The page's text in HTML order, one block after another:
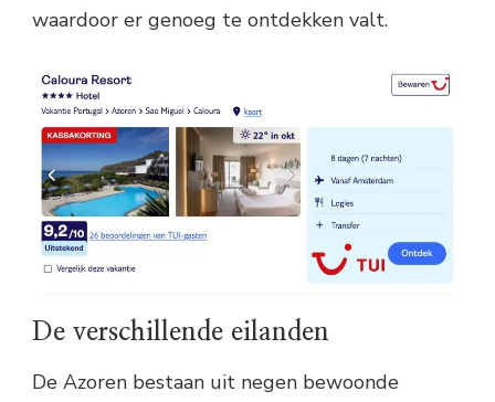
waardoor er genoeg te ontdekken valt.
De verschillende eilanden
De Azoren bestaan uit negen bewoonde